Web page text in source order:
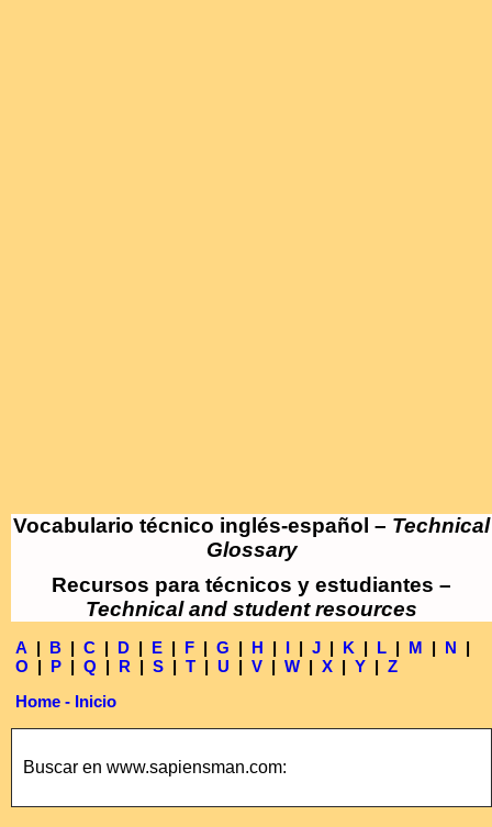
Vocabulario técnico inglés-español – Technical
Glossary
Recursos para técnicos y estudiantes –
Technical and student resources
A | B | C | D | E | F | G | H | I | J | K | L | M | N |
O | P | Q | R | S | T | U | V | W | X | Y | Z
Home - Inicio
Buscar en www.sapiensman.com: